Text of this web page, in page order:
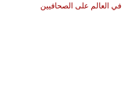
في العالم على الصحافيين